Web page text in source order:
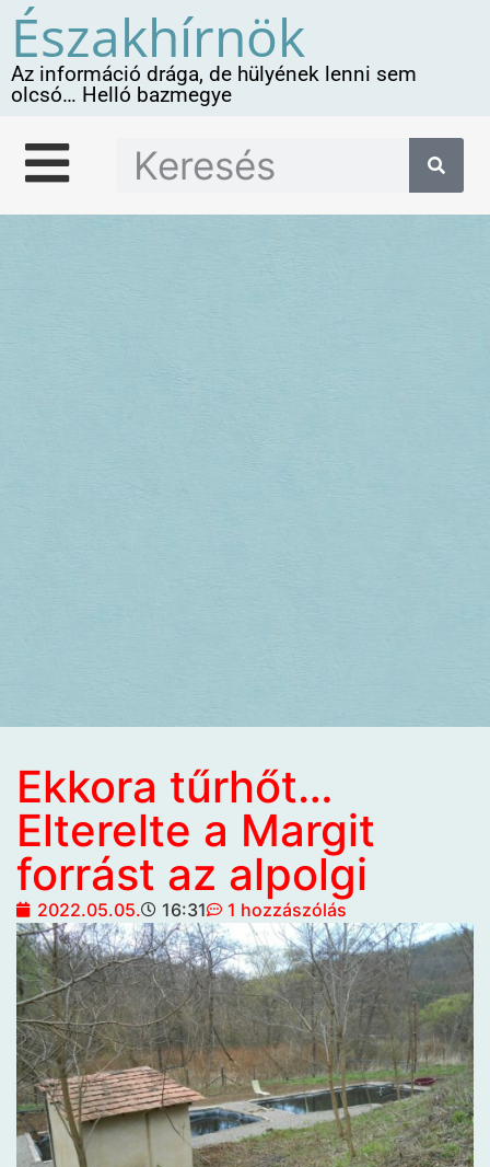
Északhírnök
Az információ drága, de hülyének lenni sem
olcsó… Helló bazmegye
Ekkora tűrhőt…
Elterelte a Margit
forrást az alpolgi
2022.05.05. 16:31 1 hozzászólás